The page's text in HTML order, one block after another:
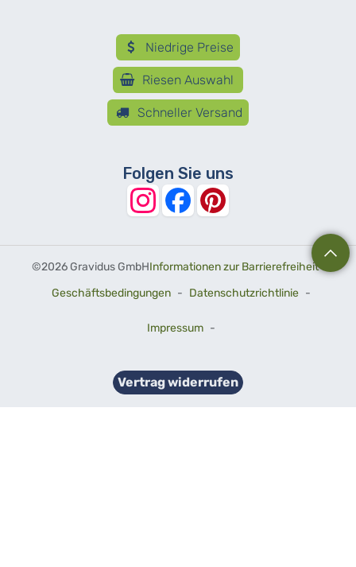
Niedrige Preise
Riesen Auswahl
Schneller Versand
Folgen Sie uns
©2026 Gravidus GmbHInformationen zur Barrierefreiheit-
Geschäftsbedingungen - Datenschutzrichtlinie -
Impressum -
Vertrag widerrufen